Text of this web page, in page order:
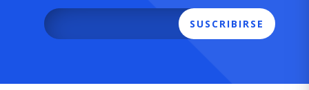
SUSCRIBIRSE